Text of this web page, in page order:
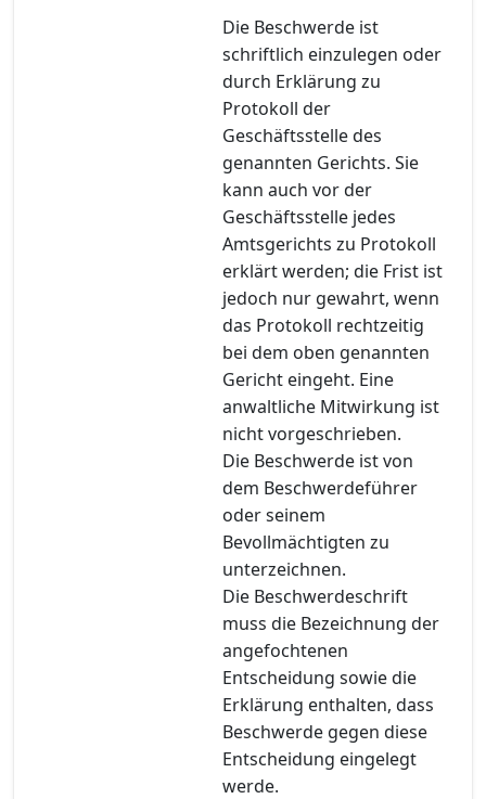
Die Beschwerde ist
schriftlich einzulegen oder
durch Erklärung zu
Protokoll der
Geschäftsstelle des
genannten Gerichts. Sie
kann auch vor der
Geschäftsstelle jedes
Amtsgerichts zu Protokoll
erklärt werden; die Frist ist
jedoch nur gewahrt, wenn
das Protokoll rechtzeitig
bei dem oben genannten
Gericht eingeht. Eine
anwaltliche Mitwirkung ist
nicht vorgeschrieben.
Die Beschwerde ist von
dem Beschwerdeführer
oder seinem
Bevollmächtigten zu
unterzeichnen.
Die Beschwerdeschrift
muss die Bezeichnung der
angefochtenen
Entscheidung sowie die
Erklärung enthalten, dass
Beschwerde gegen diese
Entscheidung eingelegt
werde.